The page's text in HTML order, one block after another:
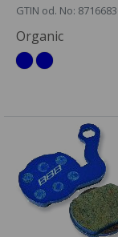
GTIN od. No:
Organic